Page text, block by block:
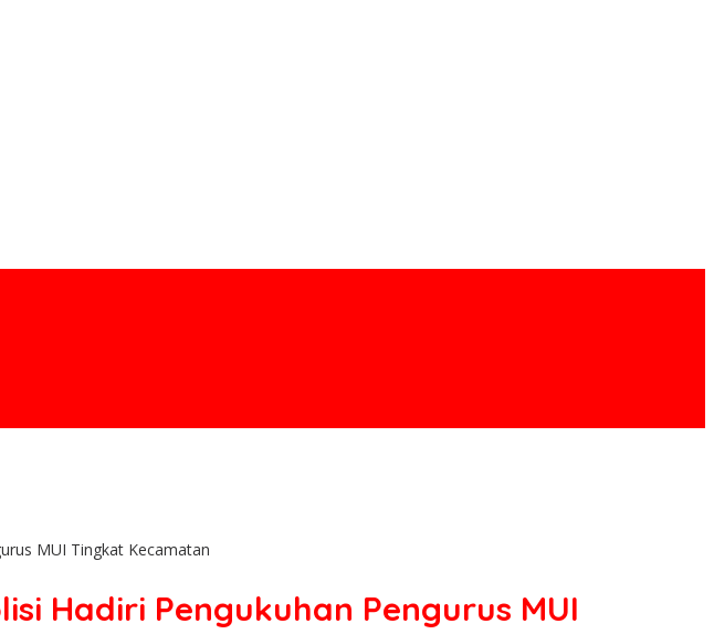
MUI Tingkat Kecamatan
Hadiri Pengukuhan Pengurus MUI